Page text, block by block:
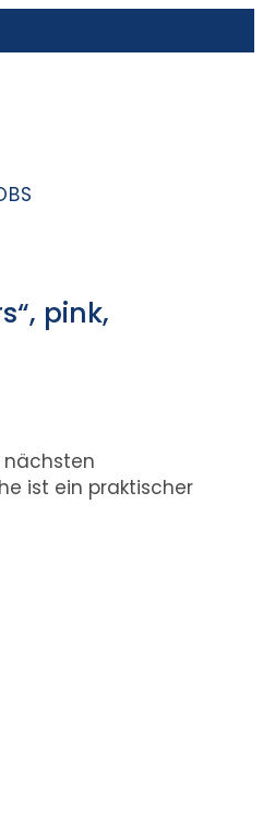
pink,
nächsten
ist ein praktischer